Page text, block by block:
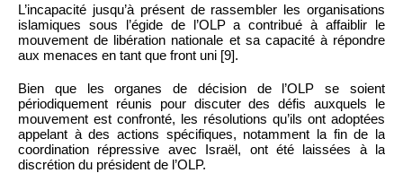
L’incapacité jusqu’à présent de rassembler les organisations
islamiques sous l’égide de l’OLP a contribué à affaiblir le
mouvement de libération nationale et sa capacité à répondre
aux menaces en tant que front uni [9].
Bien que les organes de décision de l’OLP se soient
périodiquement réunis pour discuter des défis auxquels le
mouvement est confronté, les résolutions qu’ils ont adoptées
appelant à des actions spécifiques, notamment la fin de la
coordination répressive avec Israël, ont été laissées à la
discrétion du président de l’OLP.